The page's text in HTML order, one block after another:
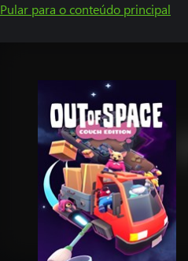
Pular para o conteúdo principal